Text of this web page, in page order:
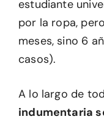
estudiante
por la ropa,
meses, sino 6
casos).
A lo largo de
indumentaria